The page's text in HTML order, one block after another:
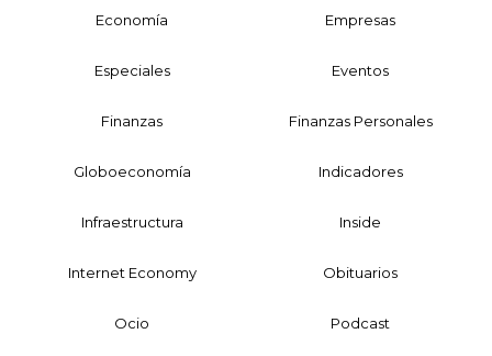
Economía Empresas
Especiales Eventos
Finanzas Finanzas Personales
Globoeconomía Indicadores
Infraestructura Inside
Internet Economy Obituarios
Ocio Podcast